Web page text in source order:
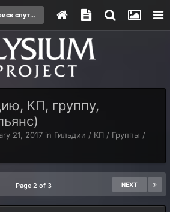
Гильдии / КП / Группы / Поиск спутников
КП, группу,
21, 2017 in Гильдии / КП / Группы /
NEXT
Page 2 of 3